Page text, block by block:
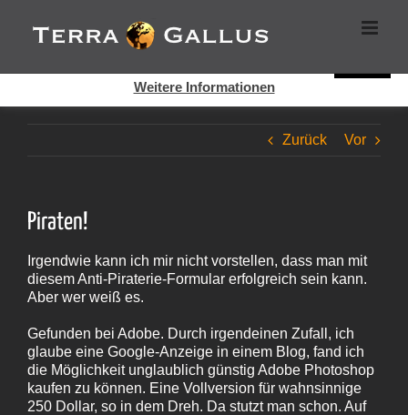
Inhalt
springen
Zurück Vor
Piraten!
Irgendwie kann ich mir nicht vorstellen, dass man mit
diesem Anti-Piraterie-Formular erfolgreich sein kann.
Aber wer weiß es.
Gefunden bei Adobe. Durch irgendeinen Zufall, ich
glaube eine Google-Anzeige in einem Blog, fand ich
die Möglichkeit unglaublich günstig Adobe Photoshop
kaufen zu können. Eine Vollversion für wahnsinnige
250 Dollar, so in dem Dreh. Da stutzt man schon. Auf
Cookies helfen auf auf dieser Seite bei der Bereitstellung der
Dienste. Durch die Nutzung dieser Webseite erklären Sie sich
Weitere Informationen